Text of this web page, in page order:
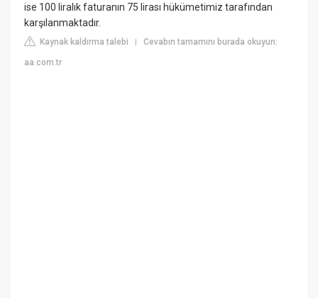
ise 100 liralık faturanın 75 lirası hükümetimiz tarafından
karşılanmaktadır.
Kaynak kaldırma talebi |Cevabın tamamını burada okuyun:
aa.com.tr